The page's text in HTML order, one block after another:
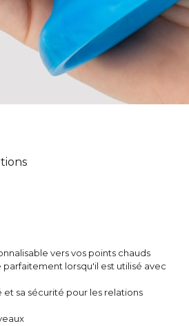
vers vos points chauds
lorsqu'il est utilisé avec
sa sécurité pour les relations